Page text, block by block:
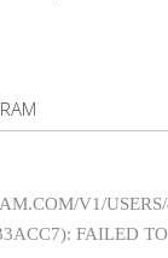
V1/
FAILED TO